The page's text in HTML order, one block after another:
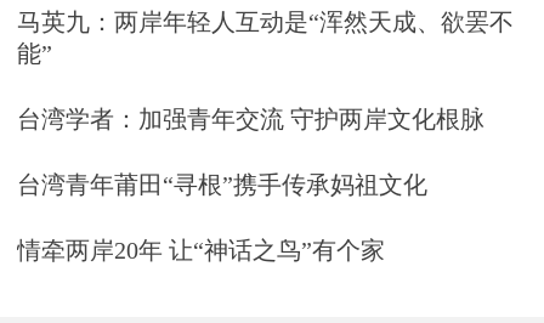
马英九：两岸年轻人互动是“浑然天成、欲罢不
能”
台湾学者：加强青年交流 守护两岸文化根脉
台湾青年莆田“寻根”携手传承妈祖文化
情牵两岸20年 让“神话之鸟”有个家